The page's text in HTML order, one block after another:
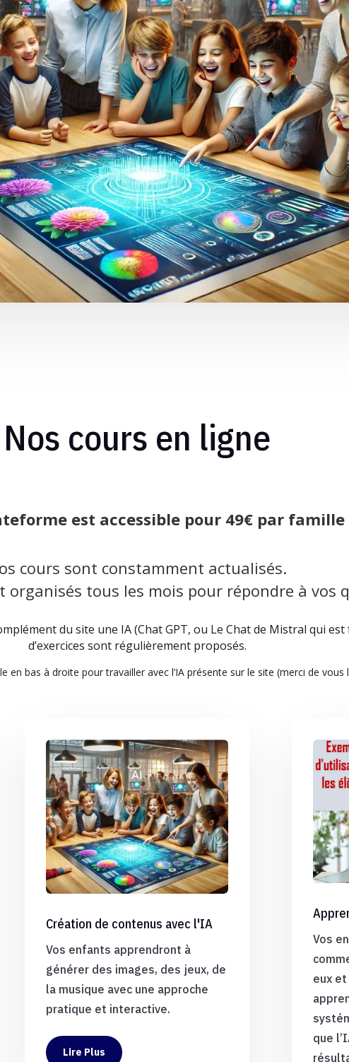
Nos cours en ligne
est accessible pour 49€ par
cours sont constamment actualisés.
organisés tous les mois pour répondre à vos
du site une IA (Chat GPT, ou Le Chat de Mistral qui
d’exercices sont régulièrement proposés.
en bas à droite pour travailler avec l’IA présente sur le site (merci de
Création de contenus avec l'IA
Vos enfants apprendront à
générer des images, des jeux, de
la musique avec une approche
pratique et interactive.
Lire Plus
Vos
eux
que